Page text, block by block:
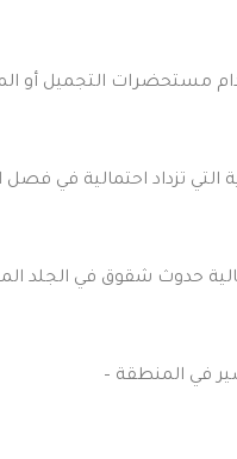
مستحضرات التجميل أو
تزداد احتمالية في
حدوث شقوق في الجلد
في المنطقة